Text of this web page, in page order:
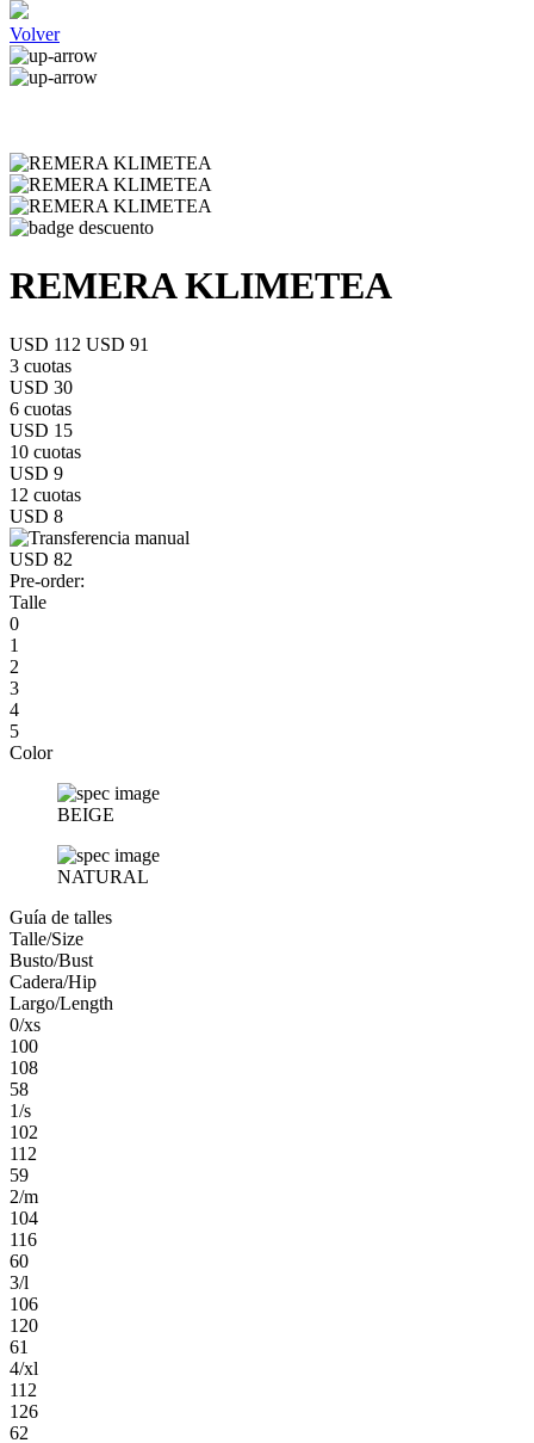
Volver
REMERA KLIMETEA
USD 112 USD 91
3 cuotas
USD 30
6 cuotas
USD 15
10 cuotas
USD 9
12 cuotas
USD 8
USD 82
Pre-order:
Talle
0
1
2
3
4
5
Color
BEIGE
NATURAL
Guía de talles
Talle/Size
Busto/Bust
Cadera/Hip
Largo/Length
0/xs
100
108
58
1/s
102
112
59
2/m
104
116
60
3/l
106
120
61
4/xl
112
126
62